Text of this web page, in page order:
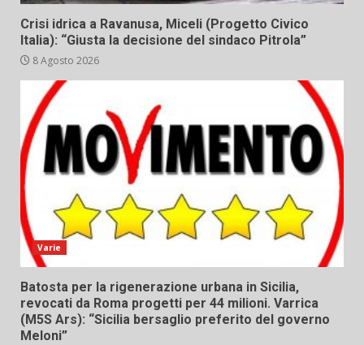
Crisi idrica a Ravanusa, Miceli (Progetto Civico
Italia): “Giusta la decisione del sindaco Pitrola”
8 Agosto 2026
Varie
Batosta per la rigenerazione urbana in Sicilia,
revocati da Roma progetti per 44 milioni. Varrica
(M5S Ars): “Sicilia bersaglio preferito del governo
Meloni”